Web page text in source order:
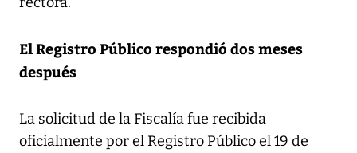
El Registro Público respondió dos meses
después
La solicitud de la Fiscalía fue recibida
oficialmente por el Registro Público el 19 de